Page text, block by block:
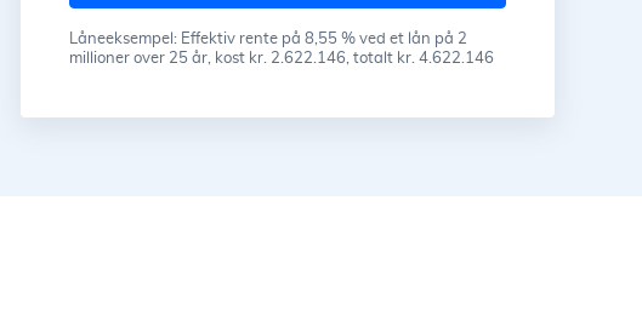
Låneeksempel: Effektiv rente på 8,55 % ved et lån på 2
millioner over 25 år, kost kr. 2.622.146, totalt kr. 4.622.146